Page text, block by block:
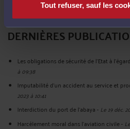
Tout refuser, sauf les
DERNIÈRES
Les obligations de sécurité de l'Etat à
à 09:38
Imputabilité d'un accident au service et
2023 à 10:41
Interdiction du port de l'abaya- Le 19 déc.
Harcèlement moral dans l'aviation civile-